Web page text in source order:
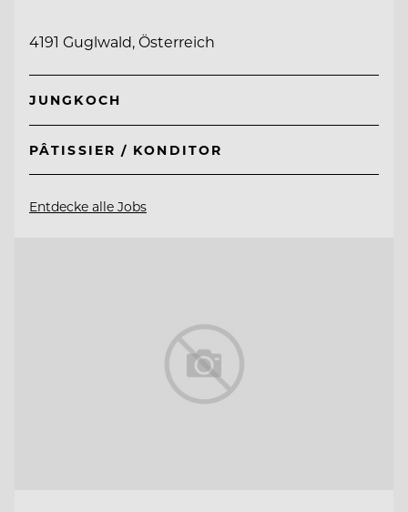
4191 Guglwald, Österreich
JUNGKOCH
PÂTISSIER / KONDITOR
Entdecke alle Jobs